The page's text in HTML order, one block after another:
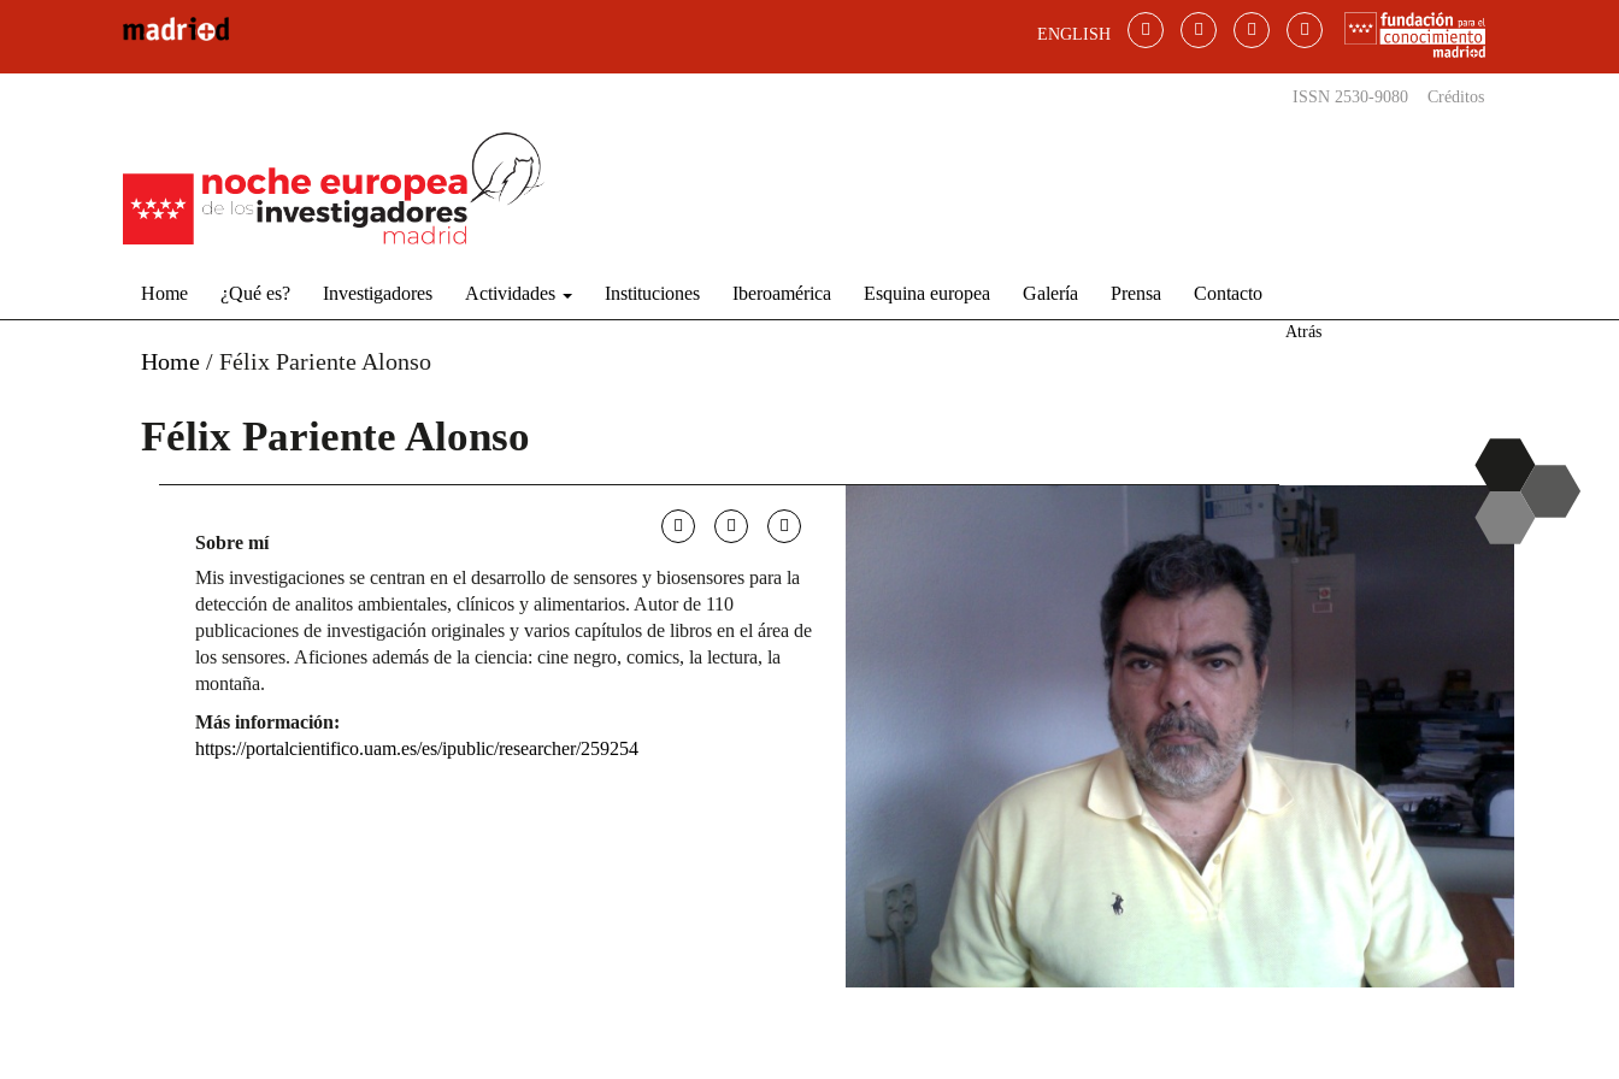
ENGLISH
ISSN 2530-9080 Créditos
Home ¿Qué es? Investigadores Actividades Instituciones Iberoamérica Esquina europea Galería Prensa Contacto
Home / Félix Pariente Alonso
Atrás
Félix Pariente Alonso
Sobre mí
Mis investigaciones se centran en el desarrollo de sensores y biosensores para la
detección de analitos ambientales, clínicos y alimentarios. Autor de 110
publicaciones de investigación originales y varios capítulos de libros en el área de
los sensores. Aficiones además de la ciencia: cine negro, comics, la lectura, la
montaña.
Más información:
https://portalcientifico.uam.es/es/ipublic/researcher/259254